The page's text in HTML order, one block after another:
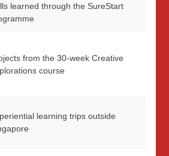
learned through the SureStart
from the 30-week Creative
course
learning trips outside